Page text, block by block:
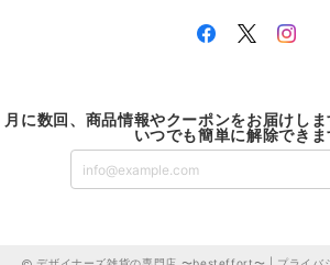
月に数回、商品情報やクーポンをお届けしま
いつでも簡単に解除できま